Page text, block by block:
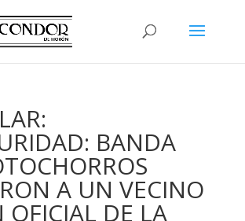
BANDA
A UN VECINO
OFICIAL DE LA